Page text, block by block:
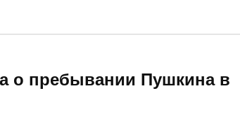
о пребывании Пушкина в